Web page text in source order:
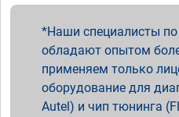
Наши специалисты
обладают опытом
применяем только
оборудование для
Autel) и чип тюнинга